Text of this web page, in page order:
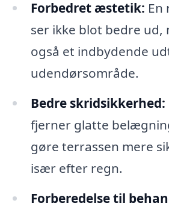
Forbedret æstetik: En
ser ikke blot bedre ud,
også et indbydende
udendørsområde.
Bedre skridsikkerhed:
fjerner glatte
gøre terrassen mere
især efter regn.
Forberedelse til